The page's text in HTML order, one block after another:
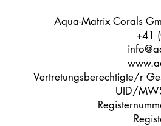
Aqua-Matrix Corals
+41
Vertretungsberechtigte/r
UID/